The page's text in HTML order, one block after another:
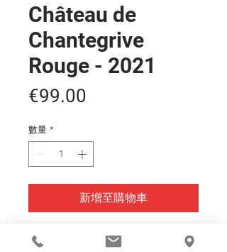
Château de
Chantegrive
Rouge - 2021
€99.00
數量 *
新增至購物車